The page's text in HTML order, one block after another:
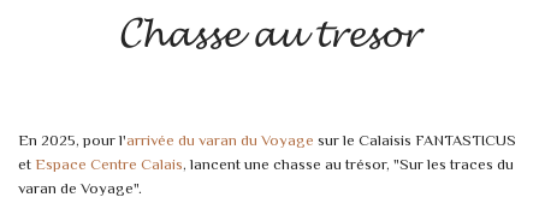
𝓒𝓱𝓪𝓼𝓼𝓮 𝓪𝓾 𝓽𝓻𝓮𝓼𝓸𝓻
En 2025, pour l'arrivée du varan du Voyage sur le Calaisis FANTASTICUS
et Espace Centre Calais, lancent une chasse au trésor, "Sur les traces du
varan de Voyage".